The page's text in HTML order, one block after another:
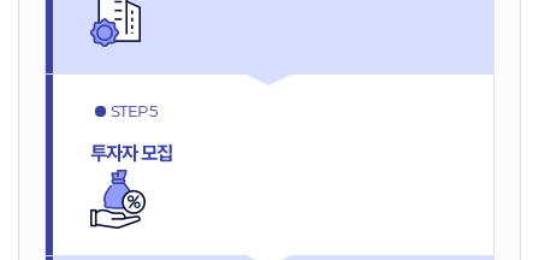
STEP 5
투자자모집